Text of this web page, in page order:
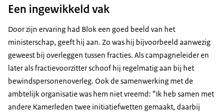
Een ingewikkeld vak
Door zijn ervaring had Blok een goed beeld van het
ministerschap, geeft hij aan. Zo was hij bijvoorbeeld aanwezig
geweest bij overleggen tussen fracties. Als campagneleider en
later als fractievoorzitter schoof hij regelmatig aan bij het
bewindspersonenoverleg. Ook de samenwerking met de
ambtelijk organisatie was hem niet vreemd: “Ik heb samen met
andere Kamerleden twee initiatiefwetten gemaakt, daarbij